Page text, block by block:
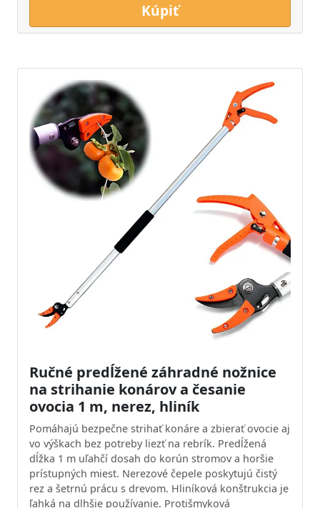
Kúpiť
Ručné predĺžené záhradné nožnice
na strihanie konárov a česanie
ovocia 1 m, nerez, hliník
Pomáhajú bezpečne strihať konáre a zbierať ovocie aj
vo výškach bez potreby liezť na rebrík. Predĺžená
dĺžka 1 m uľahčí dosah do korún stromov a horšie
prístupných miest. Nerezové čepele poskytujú čistý
rez a šetrnú prácu s drevom. Hliníková konštrukcia je
ľahká na dlhšie používanie. Protišmyková